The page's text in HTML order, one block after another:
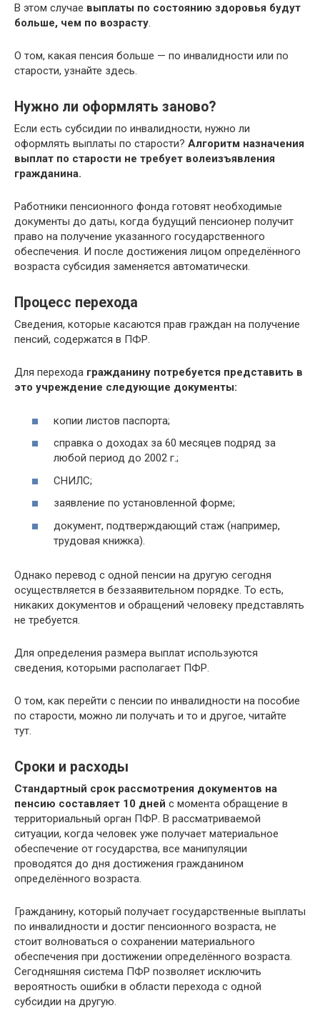
В этом случае выплаты по состоянию здоровья будут
больше, чем по возрасту.
О том, какая пенсия больше — по инвалидности или по
старости, узнайте здесь.
Нужно ли оформлять заново?
Если есть субсидии по инвалидности, нужно ли
оформлять выплаты по старости? Алгоритм назначения
выплат по старости не требует волеизъявления
гражданина.
Работники пенсионного фонда готовят необходимые
документы до даты, когда будущий пенсионер получит
право на получение указанного государственного
обеспечения. И после достижения лицом определённого
возраста субсидия заменяется автоматически.
Процесс перехода
Сведения, которые касаются прав граждан на получение
пенсий, содержатся в ПФР.
Для перехода гражданину потребуется представить в
это учреждение следующие документы:
копии листов паспорта;
справка о доходах за 60 месяцев подряд за
любой период до 2002 г.;
СНИЛС;
заявление по установленной форме;
документ, подтверждающий стаж (например,
трудовая книжка).
Однако перевод с одной пенсии на другую сегодня
осуществляется в беззаявительном порядке. То есть,
никаких документов и обращений человеку представлять
не требуется.
Для определения размера выплат используются
сведения, которыми располагает ПФР.
О том, как перейти с пенсии по инвалидности на пособие
по старости, можно ли получать и то и другое, читайте
тут.
Сроки и расходы
Стандартный срок рассмотрения документов на
пенсию составляет 10 дней с момента обращение в
территориальный орган ПФР. В рассматриваемой
ситуации, когда человек уже получает материальное
обеспечение от государства, все манипуляции
проводятся до дня достижения гражданином
определённого возраста.
Гражданину, который получает государственные выплаты
по инвалидности и достиг пенсионного возраста, не
стоит волноваться о сохранении материального
обеспечения при достижении определённого возраста.
Сегодняшняя система ПФР позволяет исключить
вероятность ошибки в области перехода с одной
субсидии на другую.